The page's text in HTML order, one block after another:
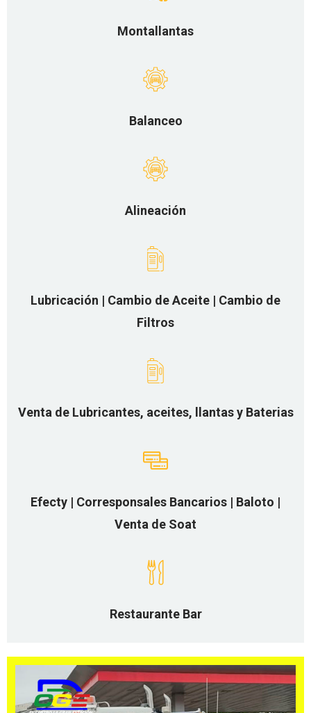
Montallantas
Balanceo
Alineación
Lubricación | Cambio de Aceite | Cambio de
Filtros
Venta de Lubricantes, aceites, llantas y Baterias
Efecty | Corresponsales Bancarios | Baloto |
Venta de Soat
Restaurante Bar